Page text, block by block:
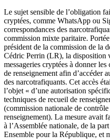
Le sujet sensible de l’obligation
cryptées, comme WhatsApp ou
correspondances des
commission mixte paritaire.
président de la commission de la
Cédric Perrin (LR), la disposition
messageries cryptées à donner
de renseignement afin d’accéder
des narcotrafiquants. Cet accès
l’objet « d’une autorisation
techniques de recueil de
(commission nationale de contrôle
renseignement). La mesure avait
à l’Assemblée nationale, de la
Ensemble pour la République, et